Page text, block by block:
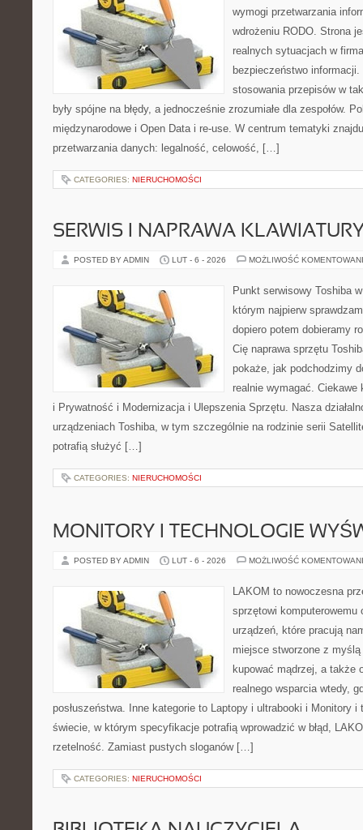
wymogi przetwarzania
wdrożeniu RODO. Strona
realnych sytuacjach w
bezpieczeństwo
stosowania przepisów w
były spójne na błędy, a jednocześnie zrozumiałe dla zespołów.
międzynarodowe i Open Data i re-use. W centrum tematyki
przetwarzania danych: legalność, celowość, […]
CATEGORIES: NIERUCHOMOŚCI
SERWIS I NAPRAWA
POSTED BY ADMIN LUT - 6 - 2026 MOŻLIWOŚĆ
Punkt serwisowy Toshiba
którym najpierw
dopiero potem dobieramy
Cię naprawa sprzętu
pokaże, jak podchodzimy
realnie wymagać.
i Prywatność i Modernizacja i Ulepszenia Sprzętu. Nasza
urządzeniach Toshiba, w tym szczególnie na rodzinie serii
potrafią służyć […]
CATEGORIES: NIERUCHOMOŚCI
MONITORY I TECHNOLOGIE
POSTED BY ADMIN LUT - 6 - 2026 MOŻLIWOŚĆ
LAKOM to nowoczesna
sprzętowi komputerowemu
urządzeń, które pracują
miejsce stworzone z
kupować mądrzej, a także
realnego wsparcia wtedy,
posłuszeństwa. Inne kategorie to Laptopy i ultrabooki i Monitory i
świecie, w którym specyfikacje potrafią wprowadzić w błąd,
rzetelność. Zamiast pustych sloganów […]
CATEGORIES: NIERUCHOMOŚCI